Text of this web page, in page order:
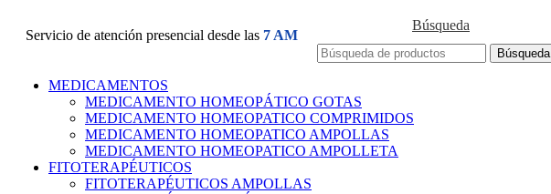
Servicio de atención presencial desde las 7 AM
Búsqueda
Búsqueda
MEDICAMENTOS
MEDICAMENTO HOMEOPÁTICO GOTAS
MEDICAMENTO HOMEOPATICO COMPRIMIDOS
MEDICAMENTO HOMEOPATICO AMPOLLAS
MEDICAMENTO HOMEOPATICO AMPOLLETA
FITOTERAPÉUTICOS
FITOTERAPÉUTICOS AMPOLLAS